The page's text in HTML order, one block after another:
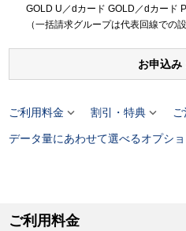
GOLD U／dカード GOLD／dカード
（一括請求グループは代表回線での
お申込み
ご利用料金  割引・特典
データ量にあわせて選べるオプシ
ご利用料金